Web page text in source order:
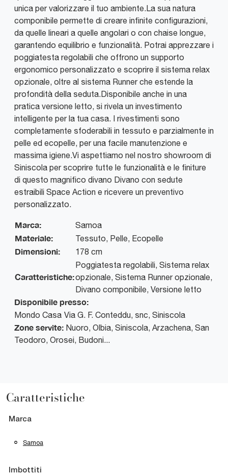
unica per valorizzare il tuo ambiente.La sua natura
componibile permette di creare infinite configurazioni,
da quelle lineari a quelle angolari o con chaise longue,
garantendo equilibrio e funzionalità. Potrai apprezzare i
poggiatesta regolabili che offrono un supporto
ergonomico personalizzato e scoprire il sistema relax
opzionale, oltre al sistema Runner che estende la
profondità della seduta.Disponibile anche in una
pratica versione letto, si rivela un investimento
intelligente per la tua casa. I rivestimenti sono
completamente sfoderabili in tessuto e parzialmente in
pelle ed ecopelle, per una facile manutenzione e
massima igiene.Vi aspettiamo nel nostro showroom di
Siniscola per scoprire tutte le funzionalità e le finiture
di questo magnifico divano Divano con sedute
estraibili Space Action e ricevere un preventivo
personalizzato.
Marca: Samoa
Materiale: Tessuto, Pelle, Ecopelle
Dimensioni: 178 cm
Caratteristiche:
Poggiatesta regolabili, Sistema relax
opzionale, Sistema Runner opzionale,
Divano componibile, Versione letto
Disponibile presso:
Mondo Casa Via G. F. Conteddu, snc, Siniscola
Zone servite: Nuoro, Olbia, Siniscola, Arzachena, San
Teodoro, Orosei, Budoni...
Caratteristiche
Marca
Samoa
Imbottiti